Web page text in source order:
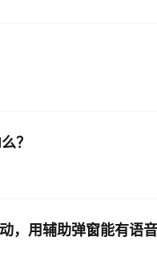
？
，用辅助弹窗能有语